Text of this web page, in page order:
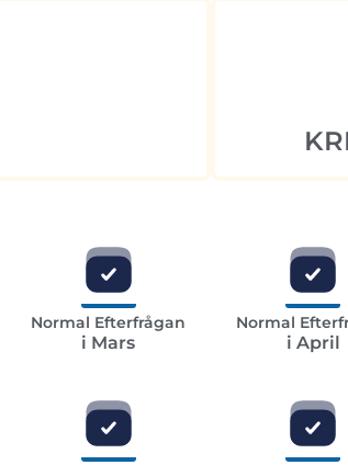
Normal Efterfrågan
i Mars
Normal
i April